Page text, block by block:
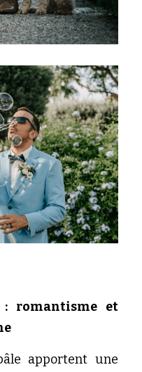
romantisme et
apportent une